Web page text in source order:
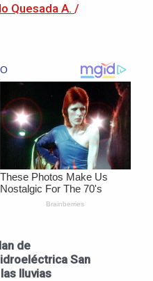
Quesada A. /
de
San
lluvias